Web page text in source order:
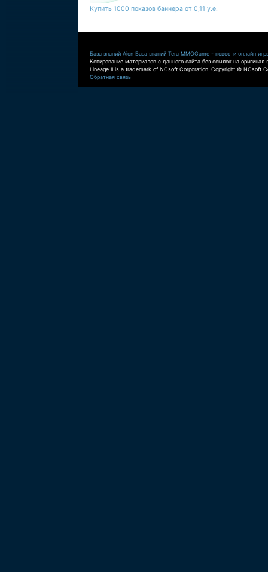
Купить 1000 показов баннера от 0,11 у.е.
База знаний Aion База знаний Tera MMOGame - новости онлайн
Копирование материалов с данного сайта без ссылок на оригинал
Lineage II is a trademark of NCsoft Corporation. Copyright © NCsoft
Обратная связь